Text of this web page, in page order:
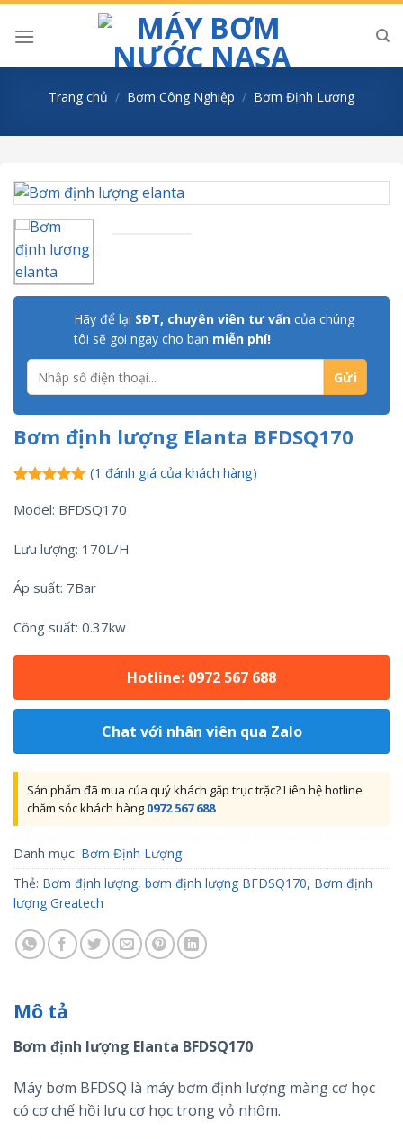
Skip
Trang chủ / Bơm Công Nghiệp / Bơm Định Lượng
Hãy để lại SĐT, chuyên viên tư vấn của chúng
tôi sẽ gọi ngay cho bạn miễn phí!
Bơm định lượng Elanta BFDSQ170
dựa trên
(1 đánh giá của khách hàng)
Model: BFDSQ170
Lưu lượng: 170L/H
Áp suất: 7Bar
Công suất: 0.37kw
Hotline: 0972 567 688
Chat với nhân viên qua Zalo
Sản phẩm đã mua của quý khách gặp trục trặc? Liên hệ hotline
chăm sóc khách hàng 0972 567 688
Danh mục: Bơm Định Lượng
Thẻ: Bơm định lượng, bơm định lượng BFDSQ170, Bơm định
lượng Greatech
Mô tả
Bơm định lượng Elanta BFDSQ170
Máy bơm BFDSQ là máy bơm định lượng màng cơ học
có cơ chế hồi lưu cơ học trong vỏ nhôm.